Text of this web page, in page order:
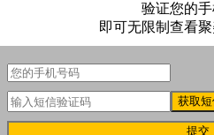
验证您的
即可无限制查看
获取
提交